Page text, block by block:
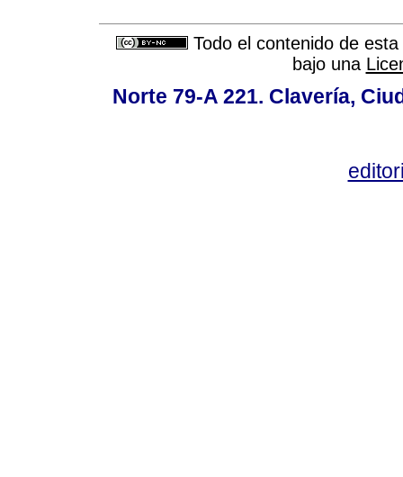
Todo el contenido de
bajo una
Norte 79-A 221. Clavería,